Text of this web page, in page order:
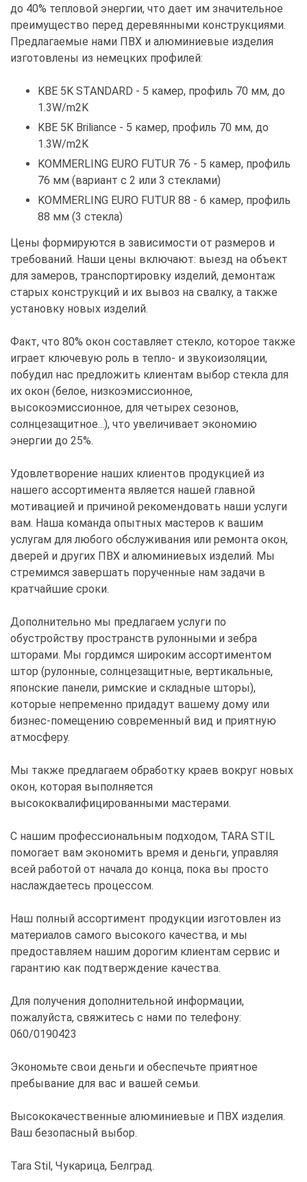
до 40% тепловой энергии, что дает им значительное
преимущество перед деревянными конструкциями.
Предлагаемые нами ПВХ и алюминиевые изделия
изготовлены из немецких профилей:
KBE 5K STANDARD - 5 камер, профиль 70 мм, до
1.3W/m2K
KBE 5K Briliance - 5 камер, профиль 70 мм, до
1.3W/m2K
KOMMERLING EURO FUTUR 76 - 5 камер, профиль
76 мм (вариант с 2 или 3 стеклами)
KOMMERLING EURO FUTUR 88 - 6 камер, профиль
88 мм (3 стекла)
Цены формируются в зависимости от размеров и
требований. Наши цены включают: выезд на объект
для замеров, транспортировку изделий, демонтаж
старых конструкций и их вывоз на свалку, а также
установку новых изделий.
Факт, что 80% окон составляет стекло, которое также
играет ключевую роль в тепло- и звукоизоляции,
побудил нас предложить клиентам выбор стекла для
их окон (белое, низкоэмиссионное,
высокоэмиссионное, для четырех сезонов,
солнцезащитное...), что увеличивает экономию
энергии до 25%.
Удовлетворение наших клиентов продукцией из
нашего ассортимента является нашей главной
мотивацией и причиной рекомендовать наши услуги
вам. Наша команда опытных мастеров к вашим
услугам для любого обслуживания или ремонта окон,
дверей и других ПВХ и алюминиевых изделий. Мы
стремимся завершать порученные нам задачи в
кратчайшие сроки.
Дополнительно мы предлагаем услуги по
обустройству пространств рулонными и зебра
шторами. Мы гордимся широким ассортиментом
штор (рулонные, солнцезащитные, вертикальные,
японские панели, римские и складные шторы),
которые непременно придадут вашему дому или
бизнес-помещению современный вид и приятную
атмосферу.
Мы также предлагаем обработку краев вокруг новых
окон, которая выполняется
высококвалифицированными мастерами.
С нашим профессиональным подходом, TARA STIL
помогает вам экономить время и деньги, управляя
всей работой от начала до конца, пока вы просто
наслаждаетесь процессом.
Наш полный ассортимент продукции изготовлен из
материалов самого высокого качества, и мы
предоставляем нашим дорогим клиентам сервис и
гарантию как подтверждение качества.
Для получения дополнительной информации,
пожалуйста, свяжитесь с нами по телефону:
060/0190423
Экономьте свои деньги и обеспечьте приятное
пребывание для вас и вашей семьи.
Высококачественные алюминиевые и ПВХ изделия.
Ваш безопасный выбор.
Tara Stil, Чукарица, Белград.